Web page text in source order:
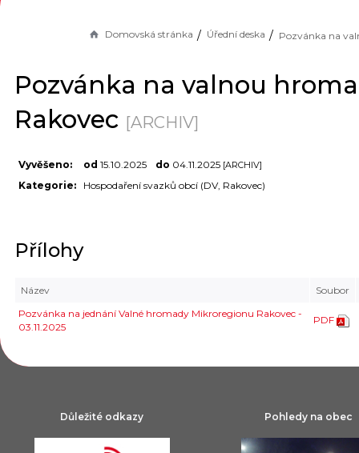
Domovská stránka Úřední deska
Pozvánka na valnou
Rakovec [ARCHIV]
Vyvěšeno: od 15.10.2025 do 04.11.2025 [ARCHIV]
Kategorie: Hospodaření svazků obcí (DV, Rakovec)
Přílohy
Název
Soubor
Pozvánka na jednání Valné hromady Mikroregionu Rakovec -
03.11.2025
PDF
Důležité odkazy Pohledy na obec